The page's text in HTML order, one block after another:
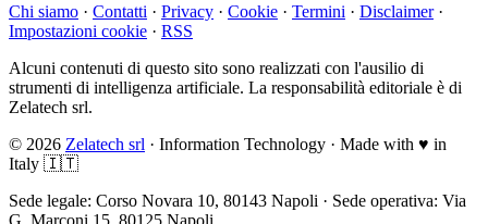
Chi siamo · Contatti · Privacy · Cookie · Termini · Disclaimer ·
Impostazioni cookie · RSS
Alcuni contenuti di questo sito sono realizzati con l'ausilio di
strumenti di intelligenza artificiale. La responsabilità editoriale è di
Zelatech srl.
© 2026 Zelatech srl · Information Technology · Made with ♥ in
Italy 🇮🇹
Sede legale: Corso Novara 10, 80143 Napoli · Sede operativa: Via
G. Marconi 15, 80125 Napoli